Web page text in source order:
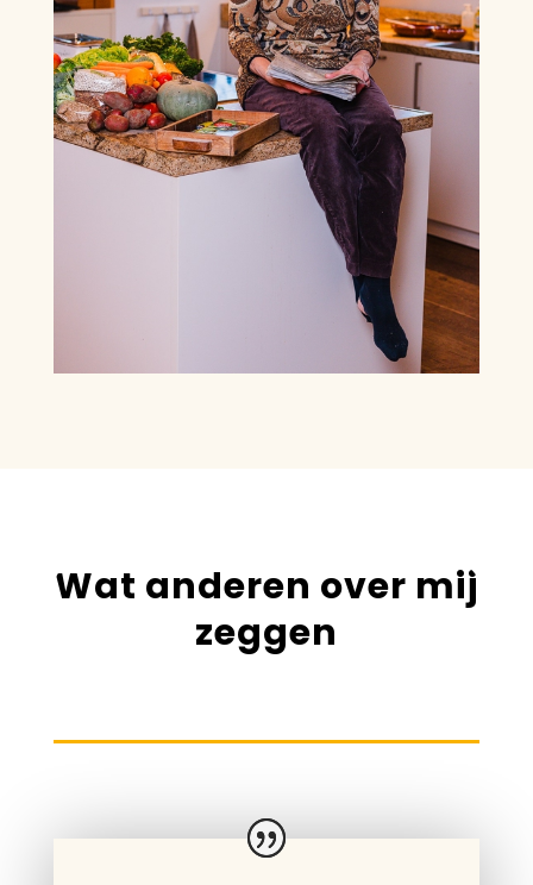
Wat anderen over mij
zeggen